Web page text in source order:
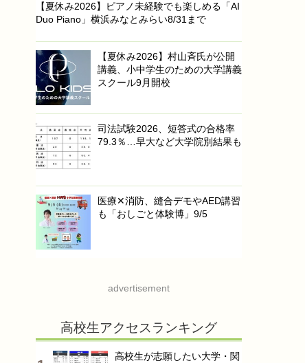
【夏休み2026】ピアノ未経験でも楽しめる「AI
Duo Piano」横浜みなとみらい8/31まで
【夏休み2026】村山斉氏が公開
講義、小中学生のための大学講義
スクール9月開校
司法試験2026、短答式の合格率
79.3％…早大など大学院別結果も
医療✕消防、縫合デモやAED講習
も「おしごと体験博」9/5
advertisement
高校生アクセスランキング
高校生が志願したい大学・関